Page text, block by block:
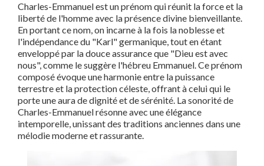
Charles-Emmanuel est un prénom qui réunit la force et la
liberté de l'homme avec la présence divine bienveillante.
En portant ce nom, on incarne à la fois la noblesse et
l'indépendance du "Karl" germanique, tout en étant
enveloppé par la douce assurance que "Dieu est avec
nous", comme le suggère l'hébreu Emmanuel. Ce prénom
composé évoque une harmonie entre la puissance
terrestre et la protection céleste, offrant à celui qui le
porte une aura de dignité et de sérénité. La sonorité de
Charles-Emmanuel résonne avec une élégance
intemporelle, unissant des traditions anciennes dans une
mélodie moderne et rassurante.